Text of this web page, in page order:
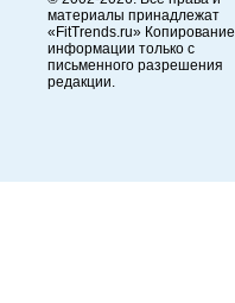
материалы принадлежат
«FitTrends.ru» Копирование
информации только с
письменного разрешения
редакции.